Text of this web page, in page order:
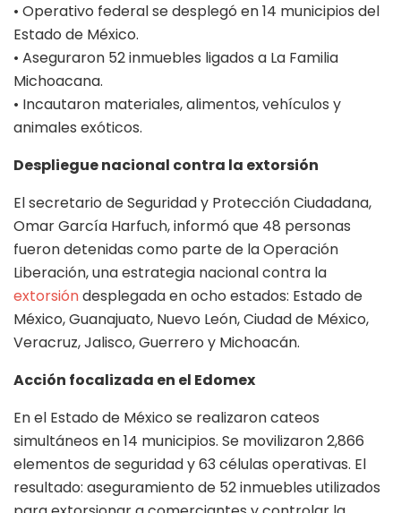
• Operativo federal se desplegó en 14 municipios del
Estado de México.
• Aseguraron 52 inmuebles ligados a La Familia
Michoacana.
• Incautaron materiales, alimentos, vehículos y
animales exóticos.
Despliegue nacional contra la extorsión
El secretario de Seguridad y Protección Ciudadana,
Omar García Harfuch, informó que 48 personas
fueron detenidas como parte de la Operación
Liberación, una estrategia nacional contra la
extorsióndesplegada en ocho estados: Estado de
México, Guanajuato, Nuevo León, Ciudad de México,
Veracruz, Jalisco, Guerrero y Michoacán.
Acción focalizada en el Edomex
En el Estado de México se realizaron cateos
simultáneos en 14 municipios. Se movilizaron 2,866
elementos de seguridad y 63 células operativas. El
resultado: aseguramiento de 52 inmuebles utilizados